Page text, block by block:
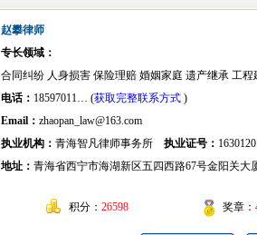
赵攀律师
专长领域：
合同纠纷 人身损害 保险理赔 婚姻家庭 遗产继承 工
电话： 18597011… (获取完整联系方式 )
Email： zhaopan_law@163.com
执业机构： 青海智凡律师事务所 执业证号：
地址： 青海省西宁市海湖新区五四西路67号金阳关大
积分： 26598 奖章：